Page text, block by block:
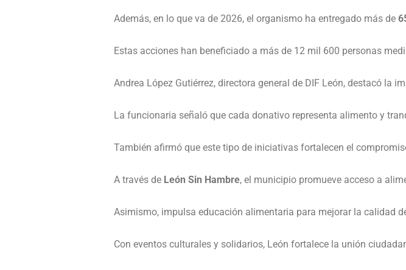
Además, en lo que va de 2026, el organismo ha entregado más de
Estas acciones han beneficiado a más de 12 mil 600 personas
Andrea López Gutiérrez, directora general de DIF León, destacó la
La funcionaria señaló que cada donativo representa alimento y
También afirmó que este tipo de iniciativas fortalecen el
A través de León Sin Hambre, el municipio promueve acceso a
Asimismo, impulsa educación alimentaria para mejorar la calidad
Con eventos culturales y solidarios, León fortalece la unión